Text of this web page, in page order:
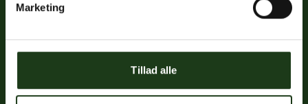
Marketing
Tillad alle
Mindeportal